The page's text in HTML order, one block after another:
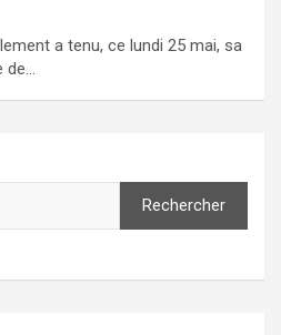
a tenu, ce lundi 25 mai, sa
de…
Rechercher